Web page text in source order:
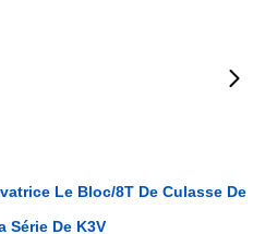
Le Bloc/8T De Culasse De
Série De K3V